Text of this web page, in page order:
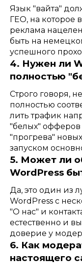
Язык "вайта"
ГЕО, на которое
реклама
быть на
успешного
4. Нужен ли
полностью
Строго говоря,
полностью
лить трафик
"белых" офферов
"прогрева"
запуском
5. Может ли
WordPress
Да, это один из
WordPress с
"О нас" и
естественно и
доверие у
6. Как
настоящего